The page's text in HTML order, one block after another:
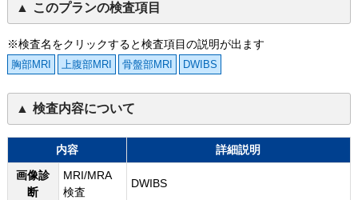
このプランの検査項目
※検査名をクリックすると検査項目の説明が出ます
胸部MRI 上腹部MRI 骨盤部MRI DWIBS
検査内容について
内容
詳細説明
画像診
断
MRI/MRA
検査
DWIBS